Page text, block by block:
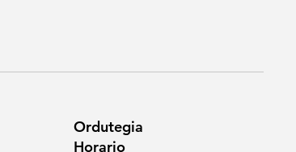
Ordutegia
Horario